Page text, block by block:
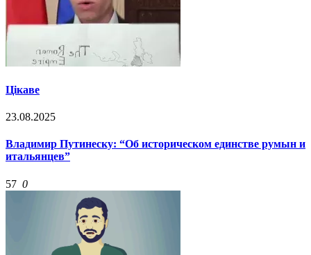
Цікаве
23.08.2025
Владимир Путинеску: “Об историческом единстве румын и
итальянцев”
57 0